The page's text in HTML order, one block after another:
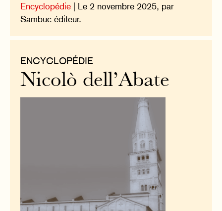
Encyclopédie | Le 2 novembre 2025, par
Sambuc éditeur.
ENCYCLOPÉDIE
Nicolò dell’Abate